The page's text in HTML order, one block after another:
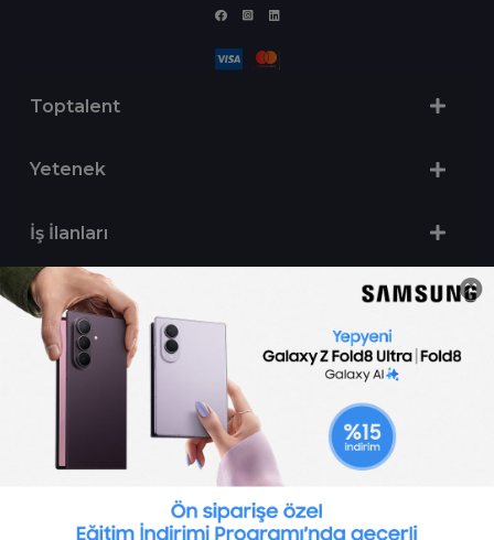
Toptalent
Yetenek
İş İlanları
Sertifika Programları
Yetenek Testleri